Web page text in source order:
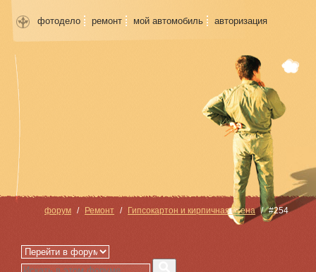
фотодело ремонт мой автомобиль авторизация
форум Ремонт Гипсокартон и кирпичная стена #254